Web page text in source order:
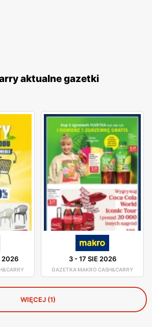
aktualne gazetki
2026 3-17 SIE 2026
GAZETKA MAKRO CASH&CARRY
WIĘCEJ (1)